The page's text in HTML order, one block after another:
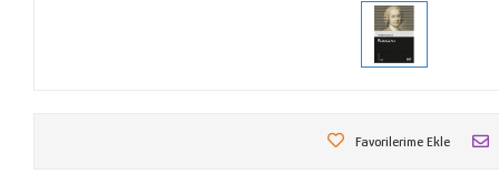
Favorilerime Ekle